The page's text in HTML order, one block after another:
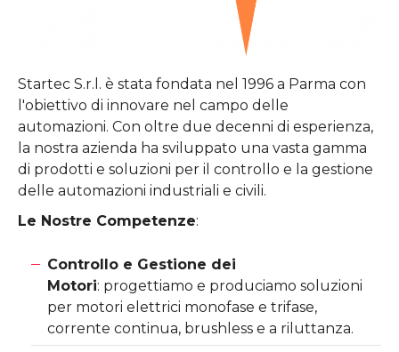
Startec S.r.l. è stata fondata nel 1996 a Parma con
l'obiettivo di innovare nel campo delle
automazioni. Con oltre due decenni di esperienza,
la nostra azienda ha sviluppato una vasta gamma
di prodotti e soluzioni per il controllo e la gestione
delle automazioni industriali e civili.
Le Nostre Competenze:
Controllo e Gestione dei
Motori: progettiamo e produciamo soluzioni
per motori elettrici monofase e trifase,
corrente continua, brushless e a riluttanza.